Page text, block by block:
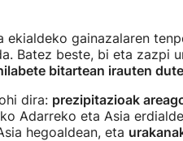
gainazalaren
Batez beste, bi eta zazpi
bitartean irauten dute
dira: prezipitazioak
Adarreko eta Asia
hegoaldean, eta